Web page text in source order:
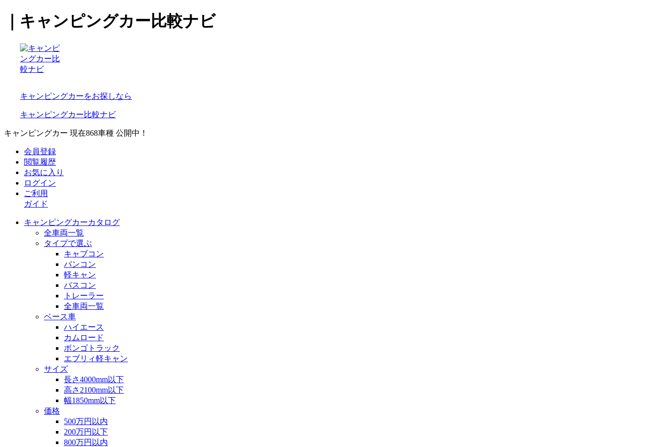
｜キャンピングカー比較ナビ
キャンピングカーをお探しなら
キャンピングカー比較ナビ
キャンピングカー 現在868車種 公開中！
会員登録
閲覧履歴
お気に入り
ログイン
ご利用
ガイド
キャンピングカーカタログ
全車両一覧
タイプで選ぶ
キャブコン
バンコン
軽キャン
バスコン
トレーラー
全車両一覧
ベース車
ハイエース
カムロード
ボンゴトラック
エブリィ軽キャン
サイズ
長さ4000mm以下
高さ2100mm以下
幅1850mm以下
価格
500万円以内
200万円以下
800万円以内